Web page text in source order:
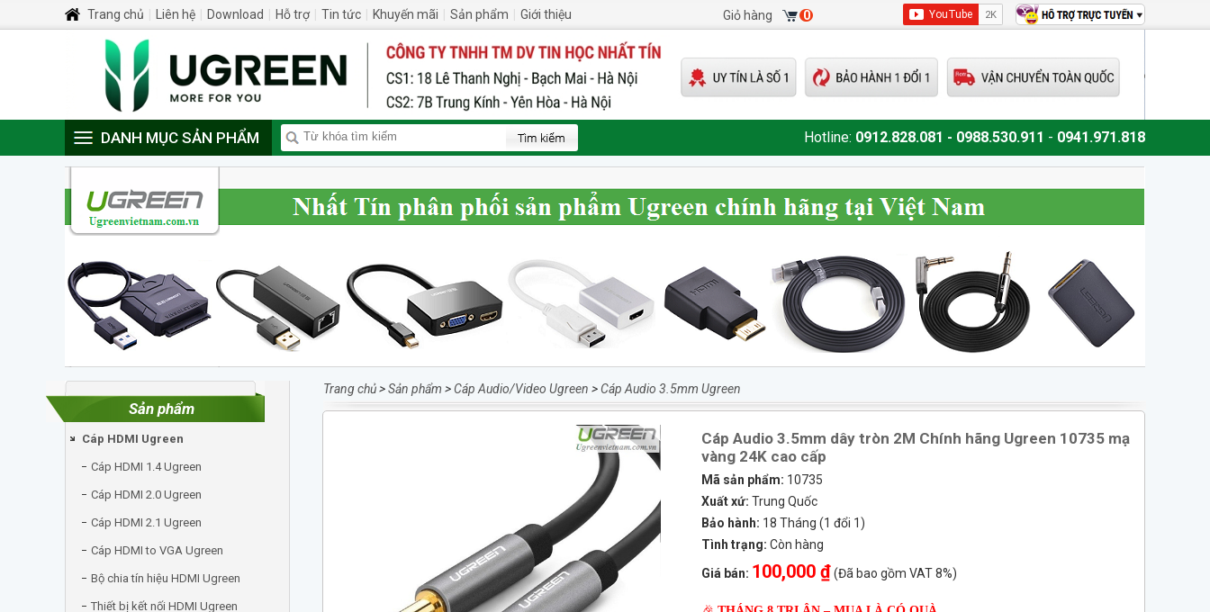
Hotline: 0912.828.081 - 0988.530.911 - 0941.971.818
DANH MỤC SẢN PHẨM
Sản phẩm
Cáp HDMI Ugreen
Cáp HDMI 1.4 Ugreen
Cáp HDMI 2.0 Ugreen
Cáp HDMI 2.1 Ugreen
Cáp HDMI to VGA Ugreen
Bộ chia tín hiệu HDMI Ugreen
Thiết bị kết nối HDMI Ugreen
Trang chủ>Sản phẩm > Cáp Audio/Video Ugreen > Cáp Audio 3.5mm Ugreen
Cáp Audio 3.5mm dây tròn 2M Chính hãng Ugreen 10735 mạ
vàng 24K cao cấp
Mã sản phẩm: 10735
Xuất xứ: Trung Quốc
Bảo hành: 18 Tháng (1 đổi 1)
Tình trạng: Còn hàng
Giá bán: 100,000 ₫(Đã bao gồm VAT 8%)
0
Giỏ hàng
Trang chủ Liên hệ Download Hỗ trợ Tin tức Khuyến mãi Sản phẩm Giới thiệu